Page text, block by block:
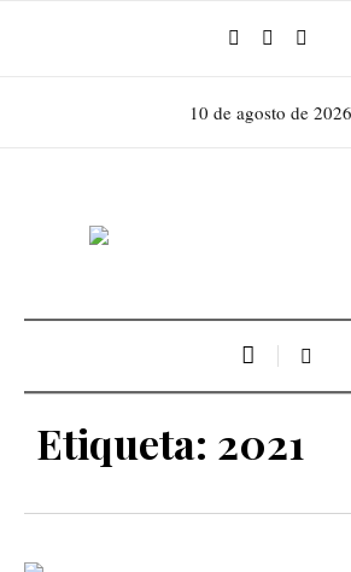
10 de agosto de 2026
Etiqueta: 2021